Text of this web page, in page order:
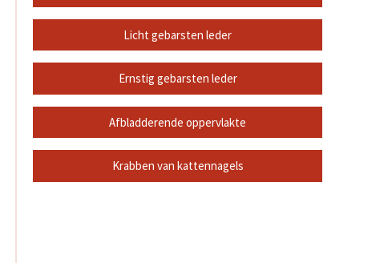
Licht gebarsten leder
Ernstig gebarsten leder
Afbladderende oppervlakte
Krabben van kattennagels